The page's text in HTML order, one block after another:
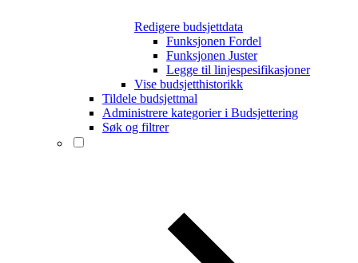
Redigere budsjettdata
Funksjonen Fordel
Funksjonen Juster
Legge til linjespesifikasjoner
Vise budsjetthistorikk
Tildele budsjettmal
Administrere kategorier i Budsjettering
Søk og filtrer